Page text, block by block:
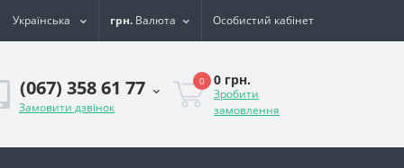
Українська грн. Валюта Особистий кабінет
(067) 358 61 77
Замовити дзвінок
0 0 грн.
Зробити
замовлення